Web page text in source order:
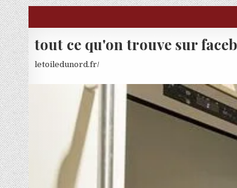
Skip to content
tout ce qu'on trouve sur
letoiledunord.fr/